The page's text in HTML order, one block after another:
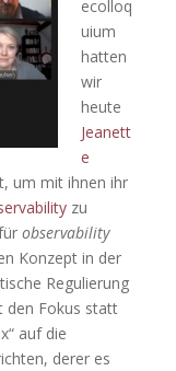
ecolloq
uium
hatten
wir
heute
Jeanett
e
um mit ihnen ihr
zu
observability
Konzept in der
Regulierung
den Fokus statt
auf die
derer es